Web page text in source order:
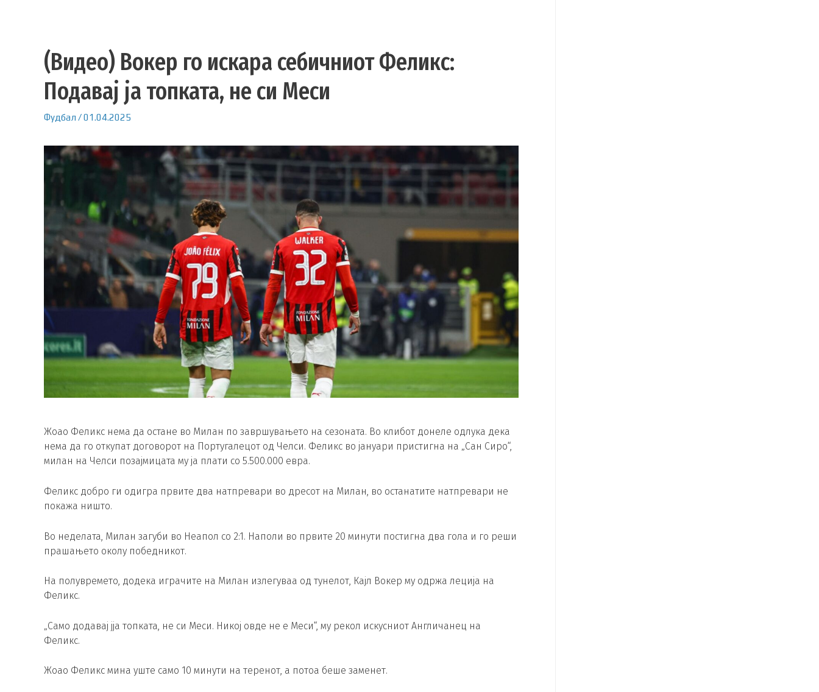
(Видео) Вокер го искара себичниот Феликс:
Подавај ја топката, не си Меси
Фудбал /01.04.2025
Жоао Феликс нема да остане во Милан по завршувањето на сезоната. Во клибот донеле одлука дека
нема да го откупат договорот на Португалецот од Челси. Феликс во јануари пристигна на „Сан Сиро“,
милан на Челси позајмицата му ја плати со 5.500.000 евра.
Феликс добро ги одигра првите два натпревари во дресот на Милан, во останатите натпревари не
покажа ништо.
Во неделата, Милан загуби во Неапол со 2:1. Наполи во првите 20 минути постигна два гола и го реши
прашањето околу победникот.
На полувремето, додека играчите на Милан излегуваа од тунелот, Кајл Вокер му одржа леција на
Феликс.
„Само додавај јја топката, не си Меси. Никој овде не е Меси“, му рекол искусниот Англичанец на
Феликс.
Жоао Феликс мина уште само 10 минути на теренот, а потоа беше заменет.